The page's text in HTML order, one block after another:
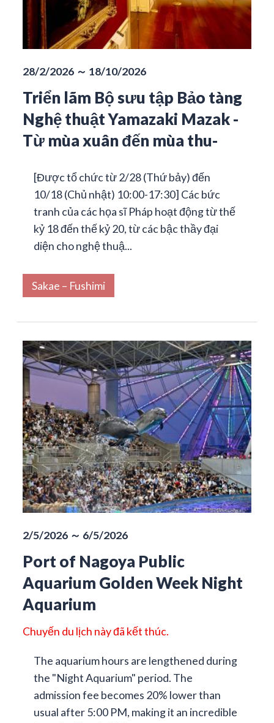
28/2/2026 ～ 18/10/2026
Triển lãm Bộ sưu tập Bảo tàng
Nghệ thuật Yamazaki Mazak -
Từ mùa xuân đến mùa thu-
[Được tổ chức từ 2/28 (Thứ bảy) đến
10/18 (Chủ nhật) 10:00-17:30] Các bức
tranh của các họa sĩ Pháp hoạt động từ thế
kỷ 18 đến thế kỷ 20, từ các bậc thầy đại
diện cho nghệ thuậ...
Sakae – Fushimi
2/5/2026 ～ 6/5/2026
Port of Nagoya Public
Aquarium Golden Week Night
Aquarium
Chuyến du lịch này đã kết thúc.
The aquarium hours are lengthened during
the "Night Aquarium" period. The
admission fee becomes 20% lower than
usual after 5:00 PM, making it an incredible